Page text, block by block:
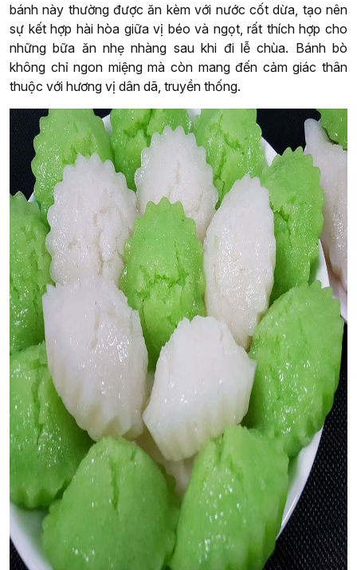
bánh này thường được ăn kèm với nước cốt dừa, tạo nên
sự kết hợp hài hòa giữa vị béo và ngọt, rất thích hợp cho
những bữa ăn nhẹ nhàng sau khi đi lễ chùa. Bánh bò
không chỉ ngon miệng mà còn mang đến cảm giác thân
thuộc với hương vị dân dã, truyền thống.